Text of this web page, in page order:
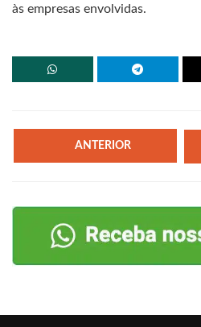
às empresas envolvidas.
ANTERIOR